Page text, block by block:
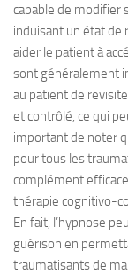
capable de modifier
induisant un état de
aider le patient à
sont généralement
au patient de
et contrôlé, ce qui
important de noter
pour tous les
complément
thérapie cognitivo-
En fait, l’hypnose
guérison en
traumatisants de